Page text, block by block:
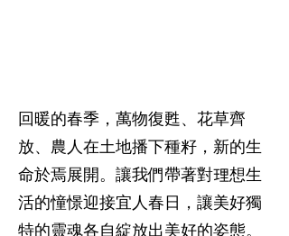
回暖的春季，萬物復甦、花草齊
放、農⼈在⼟地播下種籽，新的生
命於焉展開。讓我們帶著對理想生
活的憧憬迎接宜⼈春日，讓美好獨
特的靈魂各⾃綻放出美好的姿態。